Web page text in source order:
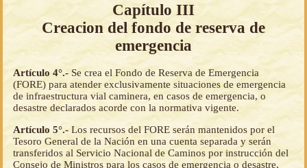
Capítulo III
Creacion del fondo de reserva de
emergencia
Artículo 4°.- Se crea el Fondo de Reserva de Emergencia
(FORE) para atender exclusivamente situaciones de emergencia
de infraestructura vial caminera, en casos de emergencia, o
desastre declarados acorde con la normativa vigente.
Artículo 5°.- Los recursos del FORE serán mantenidos por el
Tesoro General de la Nación en una cuenta separada y serán
transferidos al Servicio Nacional de Caminos por instrucción del
Consejo de Ministros para los casos de emergencia o desastre,